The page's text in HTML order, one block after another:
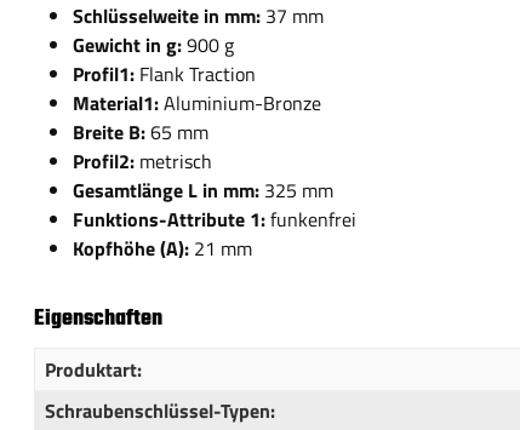
Schlüsselweite in mm: 37 mm
Gewicht in g:900 g
Profil1: Flank Traction
Material1:Aluminium-Bronze
Breite B:65 mm
Profil2: metrisch
Gesamtlänge L in mm: 325 mm
Funktions-Attribute 1:funkenfrei
Kopfhöhe (A): 21 mm
Eigenschaften
Produktart:
Schraubenschlüssel-Typen: